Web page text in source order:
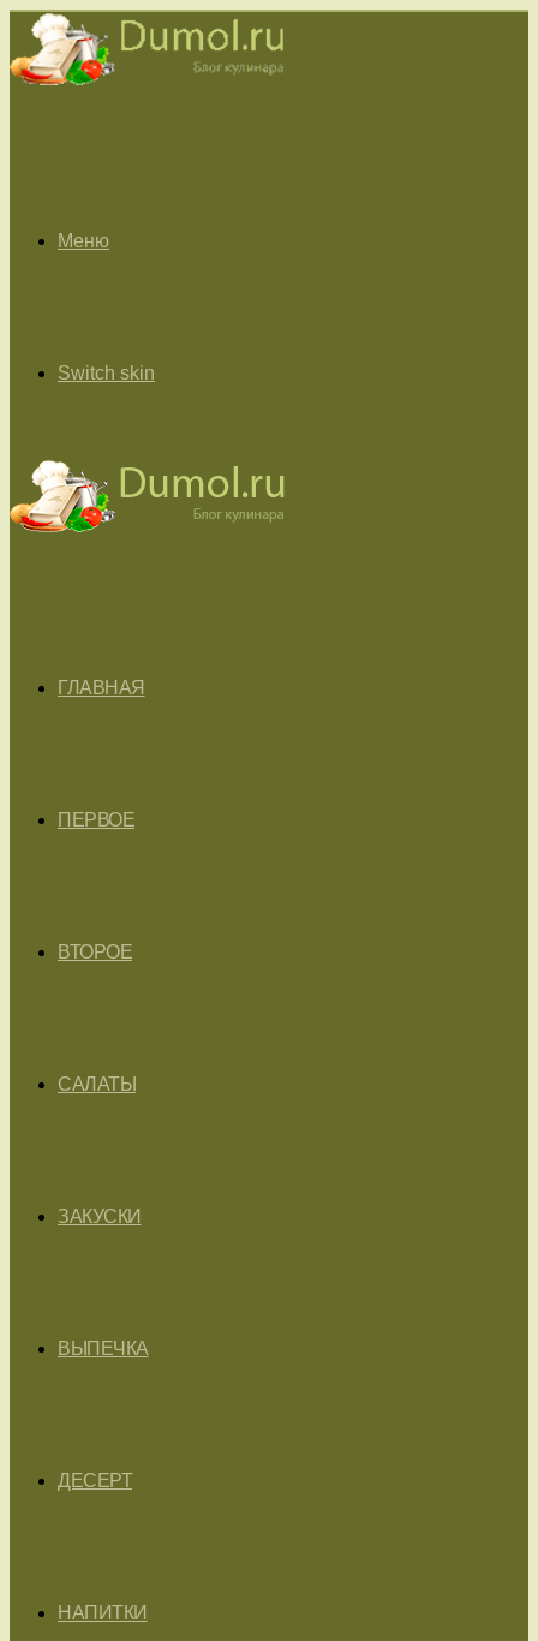
Меню
Switch skin
ГЛАВНАЯ
ПЕРВОЕ
ВТОРОЕ
САЛАТЫ
ЗАКУСКИ
ВЫПЕЧКА
ДЕСЕРТ
НАПИТКИ